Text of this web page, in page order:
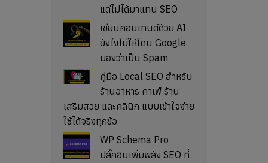
แต่ไม่ได้มาแทน SEO
เขียนคอนเทนต์ด้วย AI
ยังไงไม่ให้โดน Google
มองว่าเป็น Spam
คู่มือ Local SEO สำหรับ
ร้านอาหาร คาเฟ่ ร้าน
เสริมสวย และคลินิก แบบเข้าใจง่าย
ใช้ได้จริงทุกข้อ
WP Schema Pro
ปลั๊กอินเพิ่มพลัง SEO ที่